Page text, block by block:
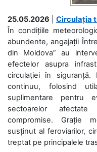
25.05.2026
Circulația
În condițiile
abundente, angajații
din Moldova” au
efectelor asupra
circulației în
continuu, folosind
suplimentare pentru
sectoarelor
compromise. Grație
susținut al feroviarilor,
treptat pe principalele